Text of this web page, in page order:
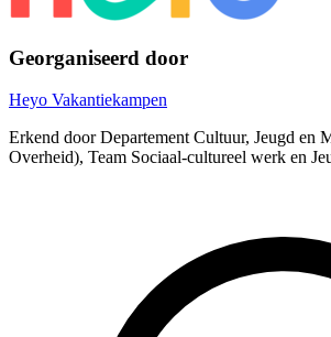
Georganiseerd door
Heyo Vakantiekampen
Erkend door Departement Cultuur, Jeugd en
Overheid), Team Sociaal-cultureel werk en